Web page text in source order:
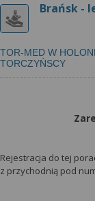
Brańsk -
TOR-MED W
TORCZYŃSCY
Rejestracja do tej
z przychodnią pod